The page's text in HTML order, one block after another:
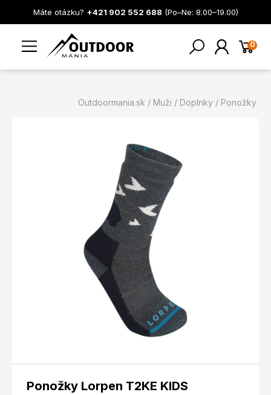
Máte otázku? +421 902 552 688 (Po–Ne: 8.00–19.00)
0
Outdoormania.sk Muži Doplnky Ponožky
Ponožky Lorpen T2KE KIDS